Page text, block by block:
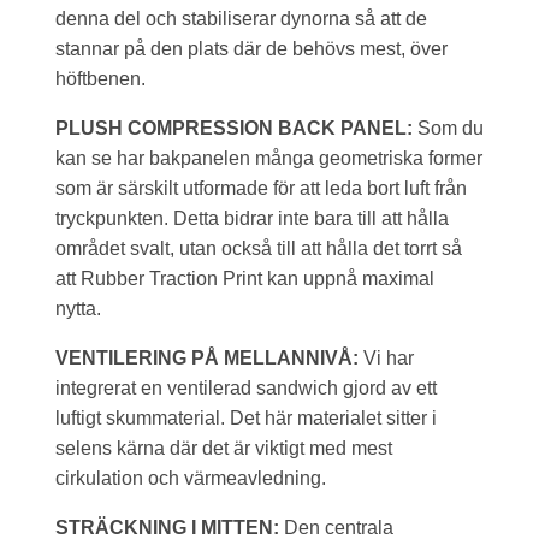
denna del och stabiliserar dynorna så att de
stannar på den plats där de behövs mest, över
höftbenen.
PLUSH COMPRESSION BACK PANEL: Som du
kan se har bakpanelen många geometriska former
som är särskilt utformade för att leda bort luft från
tryckpunkten. Detta bidrar inte bara till att hålla
området svalt, utan också till att hålla det torrt så
att Rubber Traction Print kan uppnå maximal
nytta.
VENTILERING PÅ MELLANNIVÅ: Vi har
integrerat en ventilerad sandwich gjord av ett
luftigt skummaterial. Det här materialet sitter i
selens kärna där det är viktigt med mest
cirkulation och värmeavledning.
STRÄCKNING I MITTEN: Den centrala